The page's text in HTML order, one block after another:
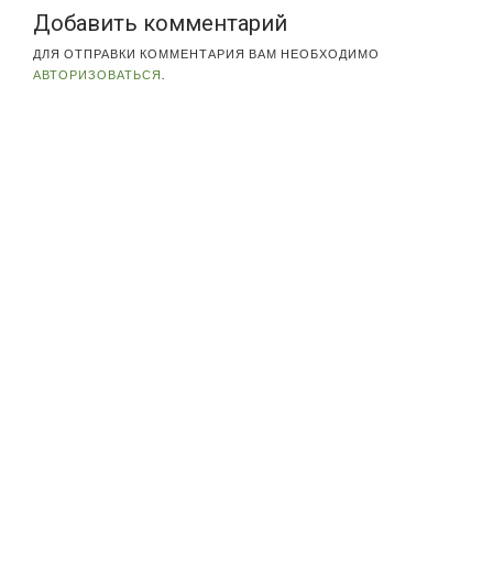
Добавить комментарий
ДЛЯ ОТПРАВКИ КОММЕНТАРИЯ ВАМ НЕОБХОДИМО
АВТОРИЗОВАТЬСЯ